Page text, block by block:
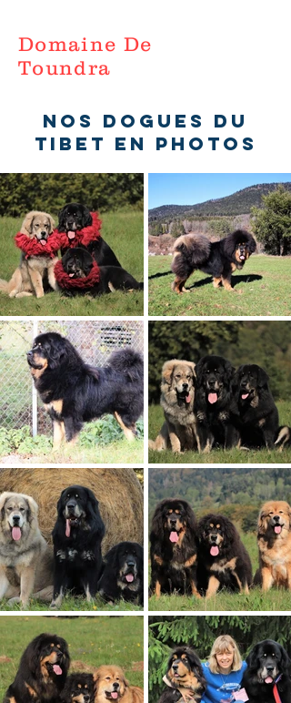
Domaine De
Toundra
Nos dogues du
tibet en photos